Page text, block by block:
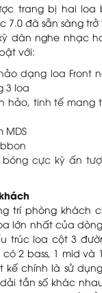
trang bị hai loa
7.0 đã sẵn sàng
dàn nghe nhạc
với:
hảo dạng loa Front
3 loa
hảo, tinh tế mang
MDS
bóng cực kỳ ấn
trí phòng khách
lớn nhất của dòng
trúc loa cột 3
2 bass, 1 mid và
kế chính là sử
tần số khác